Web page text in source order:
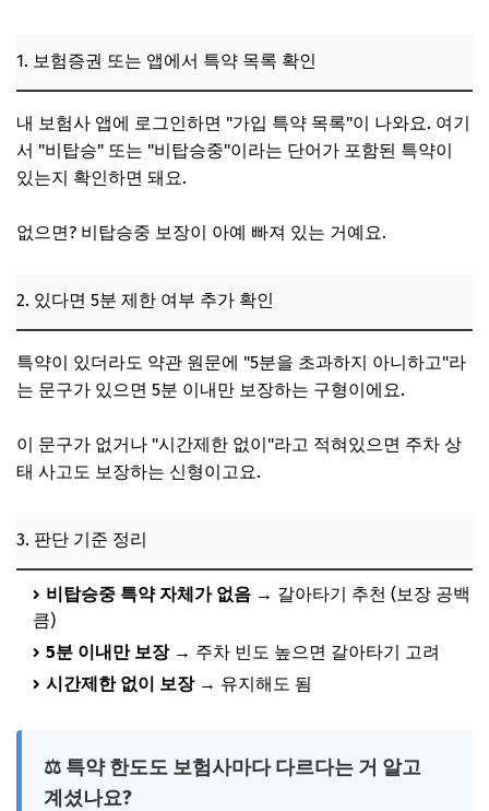
1. 보험증권 또는 앱에서 특약 목록 확인
내 보험사 앱에 로그인하면 "가입 특약 목록"이 나와요. 여기
서 "비탑승" 또는 "비탑승중"이라는 단어가 포함된 특약이
있는지 확인하면 돼요.
없으면? 비탑승중 보장이 아예 빠져 있는 거예요.
2. 있다면 5분 제한 여부 추가 확인
특약이 있더라도 약관 원문에 "5분을 초과하지 아니하고"라
는 문구가 있으면 5분 이내만 보장하는 구형이에요.
이 문구가 없거나 "시간제한 없이"라고 적혀있으면 주차 상
태 사고도 보장하는 신형이고요.
3. 판단 기준 정리
비탑승중 특약 자체가 없음 → 갈아타기 추천 (보장 공백
큼)
5분 이내만 보장→ 주차 빈도 높으면 갈아타기 고려
시간제한 없이 보장→ 유지해도 됨
⚖️ 특약 한도도 보험사마다 다르다는 거 알고
계셨나요?